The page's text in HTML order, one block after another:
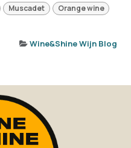
Muscadet
Orange wine
Wine&Shine Wijn Blog